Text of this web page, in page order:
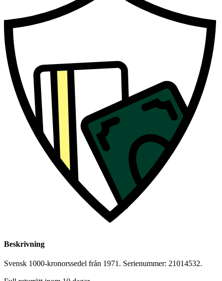
Beskrivning
Svensk 1000-kronorssedel från 1971. Serienummer: 21014532.